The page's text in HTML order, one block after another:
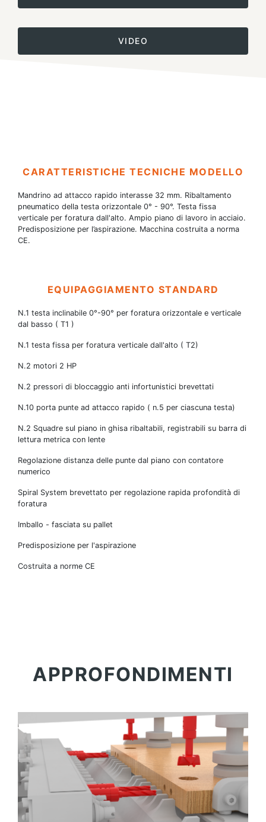
VIDEO
CARATTERISTICHE TECNICHE MODELLO
Mandrino ad attacco rapido interasse 32 mm. Ribaltamento
pneumatico della testa orizzontale 0° - 90°. Testa fissa
verticale per foratura dall'alto. Ampio piano di lavoro in acciaio.
Predisposizione per l’aspirazione. Macchina costruita a norma
CE.
EQUIPAGGIAMENTO STANDARD
N.1 testa inclinabile 0°-90° per foratura orizzontale e verticale
dal basso ( T1 )
N.1 testa fissa per foratura verticale dall'alto ( T2)
N.2 motori 2 HP
N.2 pressori di bloccaggio anti infortunistici brevettati
N.10 porta punte ad attacco rapido ( n.5 per ciascuna testa)
N.2 Squadre sul piano in ghisa ribaltabili, registrabili su barra di
lettura metrica con lente
Regolazione distanza delle punte dal piano con contatore
numerico
Spiral System brevettato per regolazione rapida profondità di
foratura
Imballo - fasciata su pallet
Predisposizione per l'aspirazione
Costruita a norme CE
APPROFONDIMENTI